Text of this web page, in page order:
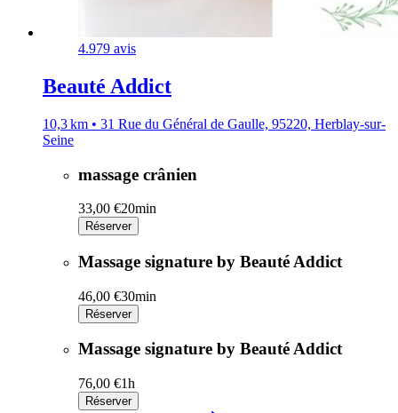
4.979 avis
Beauté Addict
10,3 km • 31 Rue du Général de Gaulle, 95220, Herblay-sur-
Seine
massage crânien
33,00 €20min
Réserver
Massage signature by Beauté Addict
46,00 €30min
Réserver
Massage signature by Beauté Addict
76,00 €1h
Réserver